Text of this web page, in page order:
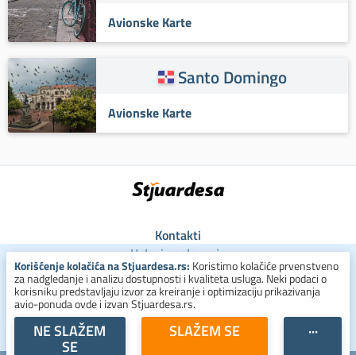
Avionske Karte
Santo Domingo
Avionske Karte
Kontakti
Uslovi poslovanja
Uslovi za kolačiće
Zaštita ličnih podataka
+381 800 300 137
Korišćenje kolačića na Stjuardesa.rs: Koristimo kolačiće prvenstveno
za nadgledanje i analizu dostupnosti i kvaliteta usluga. Neki podaci o
korisniku predstavljaju izvor za kreiranje i optimizaciju prikazivanja
avio-ponuda ovde i izvan Stjuardesa.rs.
NE SLAŽEM
SE
SLAŽEM SE ···